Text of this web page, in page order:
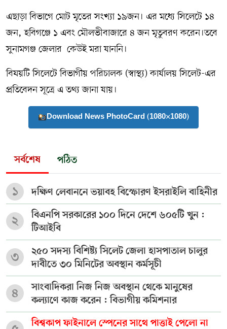
এছাড়া বিভাগে মোট মৃতের সংখ্যা ১৯জন। এর মধ্যে সিলেটে ১৪
জন, হবিগঞ্জে ১ এবং মৌলভীবাজারে ৪ জন মৃতুবরণ করেন।তবে
সুনামগঞ্জ জেলার কেউই মরা যাননি।
বিষয়টি সিলেটে বিভাগীয় পরিচালক (স্বাস্থ্য) কার্যালয় সিলেট-এর
প্রতিবেদন সূত্রে এ তথ্য জানা যায়।
Download News PhotoCard (1080×1080)
সর্বশেষ পঠিত
১ দক্ষিণ লেবাননে ভয়াবহ বিস্ফোরণ ইসরাইলি বাহিনীর
২
বিএনপি সরকারের ১০০ দিনে দেশে ৬০৫টি খুন :
টিআইবি
৩
২৫০ সদস্য বিশিষ্ট্য সিলেট জেলা হাসপাতাল চালুর
দাবীতে ৩০ মিনিটের অবস্থান কর্মসূচী
৪
সাংবাদিকরা নিজ নিজ অবস্থান থেকে মানুষের
কল্যাণে কাজ করেন : বিভাগীয় কমিশনার
বিশ্বকাপ ফাইনালে স্পেনের সাথে পাত্তাই পেলো না